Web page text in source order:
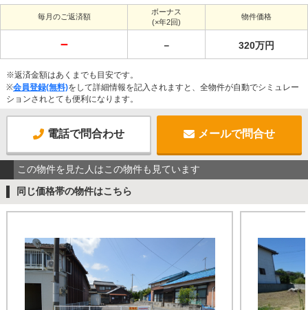
毎月のご返済額
ボーナス
(×年2回)
物件価格
－ － 320万円
※返済金額はあくまでも目安です。
※会員登録(無料)をして詳細情報を記入されますと、全物件が自動でシミュレー
ションされとても便利になります。
電話で問合わせ メールで問合せ
この物件を見た人はこの物件も見ています
同じ価格帯の物件はこちら